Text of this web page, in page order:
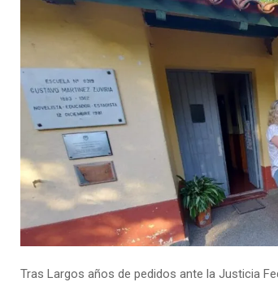
Tras Largos años de pedidos ante la Justicia